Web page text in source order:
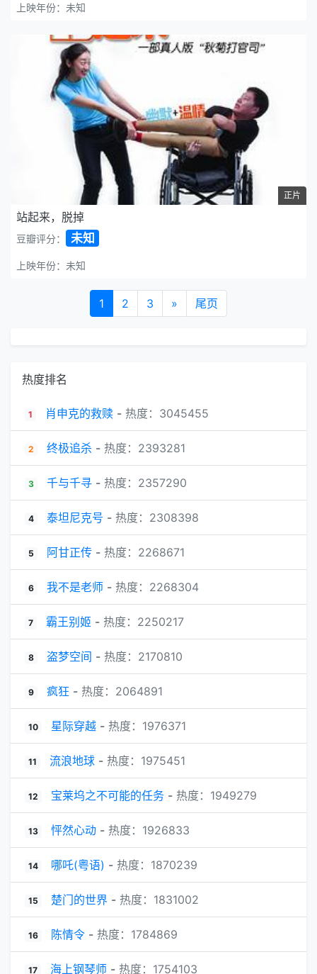
上映年份：未知
正片
站起来，脱掉
豆瓣评分： 未知
上映年份：未知
1 2 3 » 尾页
热度排名
1 肖申克的救赎- 热度：3045455
2 终极追杀 - 热度：2393281
3 千与千寻- 热度：2357290
4 泰坦尼克号 - 热度：2308398
5 阿甘正传- 热度：2268671
6 我不是老师- 热度：2268304
7 霸王别姬 - 热度：2250217
8 盗梦空间 - 热度：2170810
9 疯狂 - 热度：2064891
10 星际穿越- 热度：1976371
11 流浪地球- 热度：1975451
12 宝莱坞之不可能的任务- 热度：1949279
13 怦然心动- 热度：1926833
14 哪吒(粤语) - 热度：1870239
15 楚门的世界 - 热度：1831002
16 陈情令- 热度：1784869
17 海上钢琴师- 热度：1754103